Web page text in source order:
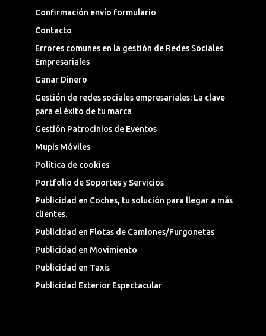
Confirmación envío formulario
Contacto
Errores comunes en la gestión de Redes Sociales
Empresariales
Ganar Dinero
Gestión de redes sociales empresariales: La clave
para el éxito de tu marca
Gestión Patrocinios de Eventos
Mupis Móviles
Política de cookies
Portfolio de Soportes y Servicios
Publicidad en Coches, tu solución para llegar a más
clientes.
Publicidad en Flotas de Camiones/Furgonetas
Publicidad en Movimiento
Publicidad en Taxis
Publicidad Exterior Espectacular